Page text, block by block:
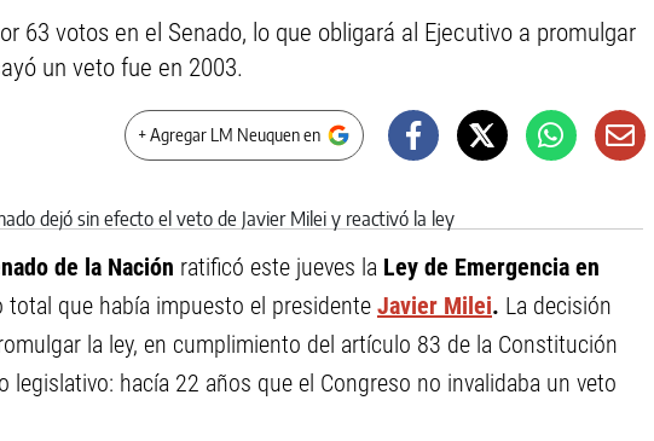
63 votos en el Senado, lo que obligará al Ejecutivo a promulgar
un veto fue en 2003.
+ Agregar LM Neuquen en
de la Nación ratificó este jueves la Ley de Emergencia en
total que había impuesto el presidente Javier Milei. La decisión
la ley, en cumplimiento del artículo 83 de la Constitución
legislativo: hacía 22 años que el Congreso no invalidaba un veto